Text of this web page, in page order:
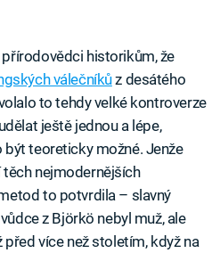
historikům, že
válečníkůz desátého
to tehdy velké kontroverze
ještě jednou a lépe,
teoreticky možné. Jenže
nejmodernějších
to potvrdila – slavný
z Björkö nebyl muž, ale
před více než stoletím, když na